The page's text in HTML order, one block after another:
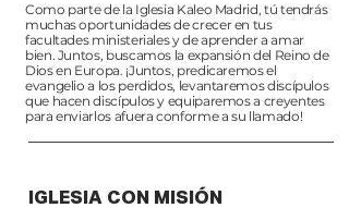
Como parte de la Iglesia Kaleo Madrid, tú tendrás
muchas oportunidades de crecer en tus
facultades ministeriales y de aprender a amar
bien. Juntos, buscamos la expansión del Reino de
Dios en Europa. ¡Juntos, predicaremos el
evangelio a los perdidos, levantaremos discípulos
que hacen discípulos y equiparemos a creyentes
para enviarlos afuera conforme a su llamado!
IGLESIA CON MISIÓN